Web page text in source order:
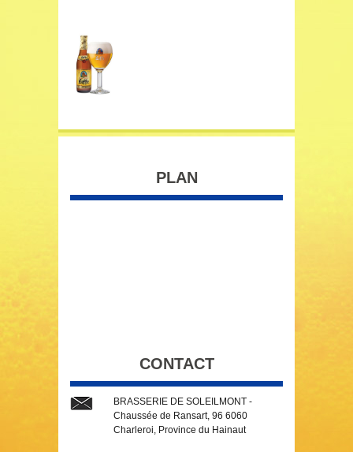
PLAN
CONTACT
BRASSERIE DE SOLEILMONT -
Chaussée de Ransart, 96 6060
Charleroi, Province du Hainaut